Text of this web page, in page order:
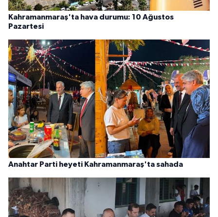
Kahramanmaraş'ta hava durumu: 10 Ağustos
Pazartesi
Anahtar Parti heyeti Kahramanmaraş'ta sahada